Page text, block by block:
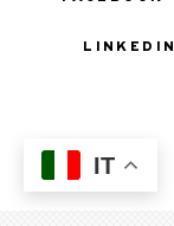
LINKEDIN
IT